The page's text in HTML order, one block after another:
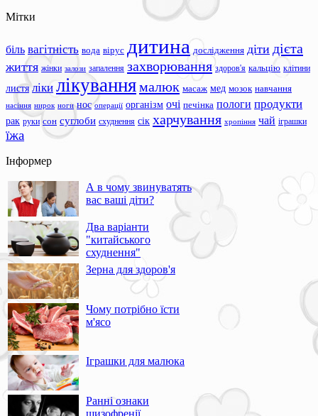
Мітки
біль вагітність вода вірус дитина дослідження діти дієта
життя жінки залози запалення захворювання здоров'я кальцію клітини
листя ліки лікуваннямалюк масаж мед мозок навчання
насіння нирок ноги нос операції організм очі печінка пологи продукти
рак руки сон суглоби схуднення сік харчування хропіння чай іграшки
їжа
Інформер
А в чому звинуватять
вас ваші діти?
Два варіанти
"китайського
схуднення"
Зерна для здоров'я
Чому потрібно їсти
м'ясо
Іграшки для малюка
Ранні ознаки